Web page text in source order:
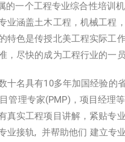
的一个工程专业综合性培训
业涵盖土木工程，机械工程
特色是传授北美工程实际工
，尽快的成为工程行业的一
十名具有10多年加国经验的
管理专家(PMP)，项目经理
真实工程项目讲解，紧贴专
业接轨, 并帮助他们 建立专